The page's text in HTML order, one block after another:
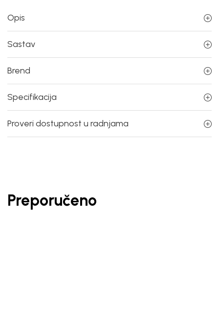
Opis
Sastav
Brend
Specifikacija
Proveri dostupnost u radnjama
Preporučeno